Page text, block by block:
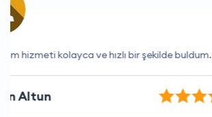
İhtiyaçlarımı tam olarak anlayan bir firma.
Deniz Dağ